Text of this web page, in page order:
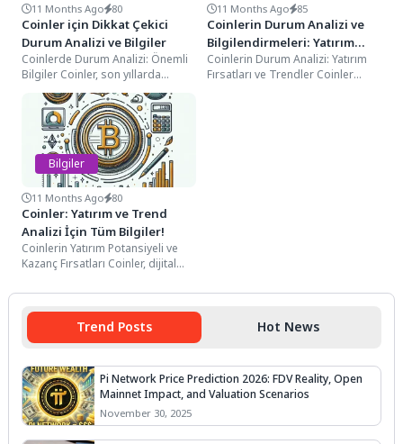
11 Months Ago 80
Coinler için Dikkat Çekici
Durum Analizi ve Bilgiler
Coinlerde Durum Analizi: Önemli
Bilgiler Coinler, son yıllarda
popülerlik kazanan dijital para
birimleridir. Özellikle Bitcoin...
11 Months Ago 85
Coinlerin Durum Analizi ve
Bilgilendirmeleri: Yatırım
Potansiyeli ve Güncel
Trendler
Coinlerin Durum Analizi: Yatırım
Fırsatları ve Trendler Coinler
Bilgiler
11 Months Ago 80
Coinler: Yatırım ve Trend
Analizi İçin Tüm Bilgiler!
Coinlerin Yatırım Potansiyeli ve
Kazanç Fırsatları Coinler, dijital
yıllarda yatırımcılar...
Trend Posts Hot News
Pi Network Price Prediction 2026: FDV Reality, Open
Mainnet Impact, and Valuation Scenarios
November 30, 2025